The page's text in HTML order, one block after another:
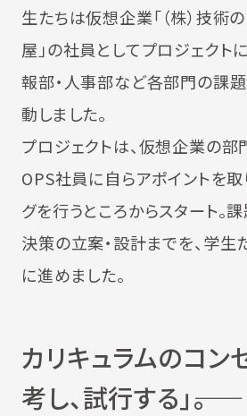
生たちは仮想企業「（株）技術
屋」の社員としてプロジェクト
報部・人事部など各部門の課
動しました。
プロジェクトは、仮想企業の部
OPS社員に自らアポイントを取
グを行うところからスタート。
決策の立案・設計までを、学
に進めました。
カリキュラムのコン
考し、試行する」――。